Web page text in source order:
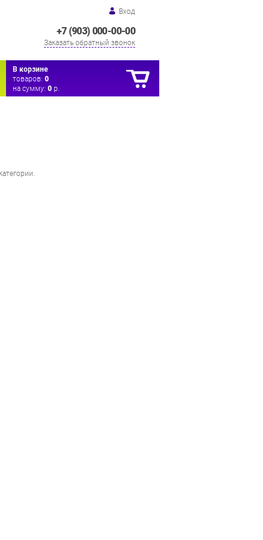
Вход
+7 (903) 000-00-00
Заказать обратный звонок
В корзине
товаров: 0
на сумму: 0 р.